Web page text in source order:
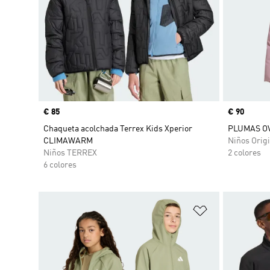
Precio
€ 85
Chaqueta acolchada Terrex Kids Xperior
CLIMAWARM
Niños TERREX
6 colores
Precio
€ 90
PLUMAS
Niños
2 colores
Añadir a la